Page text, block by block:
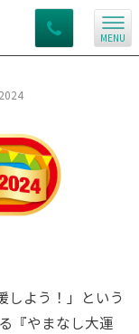
MENU
しよう！」という
『やまなし大運